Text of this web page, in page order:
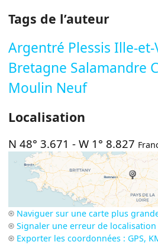
Tags de l’auteur
Argentré Plessis Ille-
Bretagne Salamandre
Moulin Neuf
Localisation
N 48° 3.671 -W 1° 8.827
Naviguer sur une carte plus
Signaler une erreur de localisation
Exporter les coordonnées : GPS,